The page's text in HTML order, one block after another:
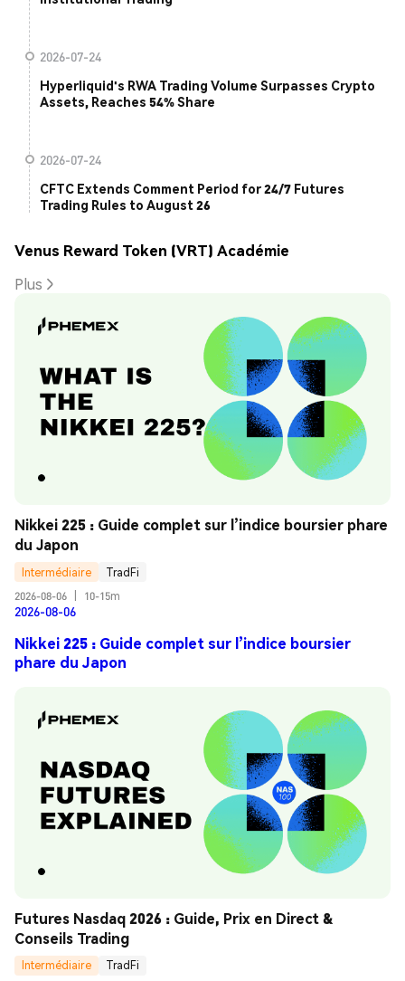
2026-07-24
Hyperliquid's RWA Trading Volume Surpasses Crypto
Assets, Reaches 54% Share
2026-07-24
CFTC Extends Comment Period for 24/7 Futures
Trading Rules to August 26
Venus Reward Token (VRT) Académie
Plus
Nikkei 225 : Guide complet sur l’indice boursier phare
du Japon
Intermédiaire
TradFi
2026-08-06
10-15m
2026-08-06
Nikkei 225 : Guide complet sur l’indice boursier
phare du Japon
Futures Nasdaq 2026 : Guide, Prix en Direct &
Conseils Trading
Intermédiaire
TradFi